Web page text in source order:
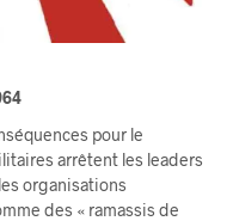
pour le
arrêtent les leaders
organisations
des « ramassis de